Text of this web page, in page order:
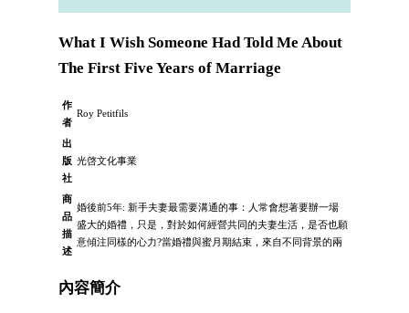
What I Wish Someone Had Told Me About
The First Five Years of Marriage
作
者
Roy Petitfils
出
版
社
光啓文化事業
商
品
描
述
婚後前5年: 新手夫妻最需要溝通的事：人常會想著要辦一場
盛大的婚禮，只是，對於如何經營共同的夫妻生活，是否也願
意傾注同樣的心力?當婚禮與蜜月期結束，來自不同背景的兩
內容簡介